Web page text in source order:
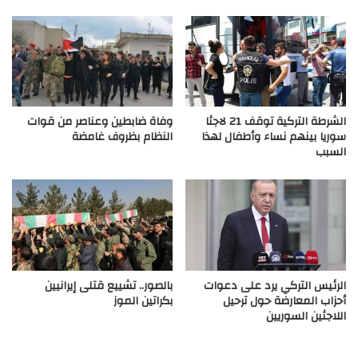
الشرطة التركية توقف 21 لاجئا
سوريا بينهم نساء وأطفال لهذا
السبب
وفاة ضابطين وعناصر من قوات
النظام بظروف غامضة
الرئيس التركي يرد على دعوات
أحزاب المعارضة حول ترحيل
اللاجئين السوريين
بالصور.. تشييع قتلى إيرانيين
بكراتين الموز